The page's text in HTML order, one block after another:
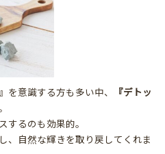
を意識する方も多い中、
『デトッ
するのも効果的。
、自然な輝きを取り戻してくれま